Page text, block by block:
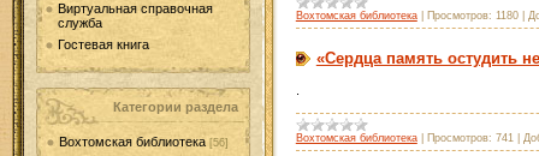
Виртуальная справочная
служба
Гостевая книга
Категории раздела
Вохтомская библиотека [56]
Вохтомская библиотека| Просмотров: 1180|
«Сердца память остудить
Вохтомская библиотека| Просмотров: 741